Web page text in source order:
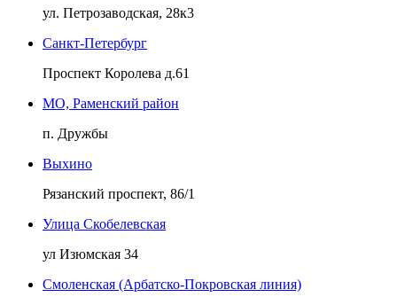
ул. Петрозаводская, 28к3
Санкт-Петербург
Проспект Королева д.61
МО, Раменский район
п. Дружбы
Выхино
Рязанский проспект, 86/1
Улица Скобелевская
ул Изюмская 34
Смоленская (Арбатско-Покровская линия)